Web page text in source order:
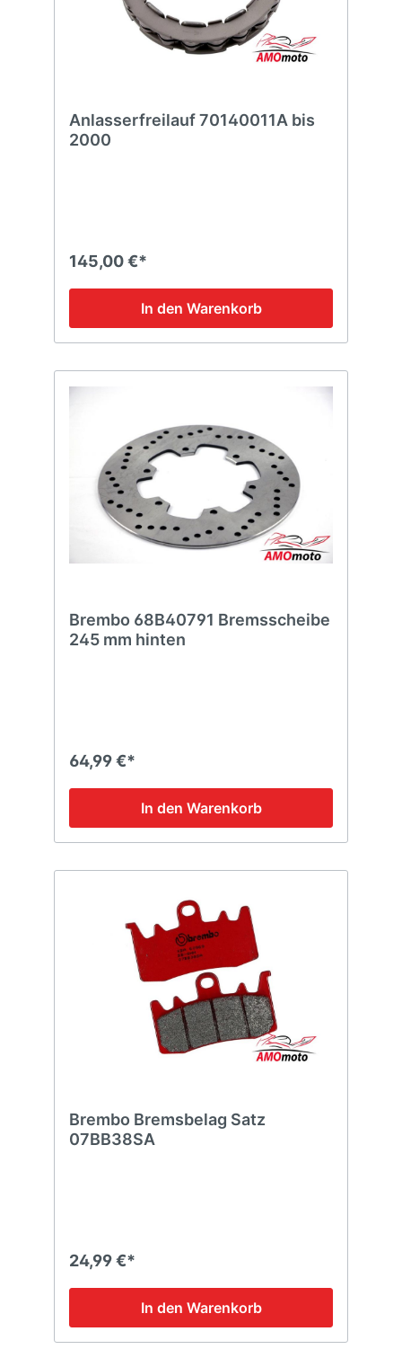
Anlasserfreilauf 70140011A bis
2000
145,00 €*
In den Warenkorb
Brembo 68B40791 Bremsscheibe
245 mm hinten
64,99 €*
In den Warenkorb
Brembo Bremsbelag Satz
07BB38SA
24,99 €*
In den Warenkorb